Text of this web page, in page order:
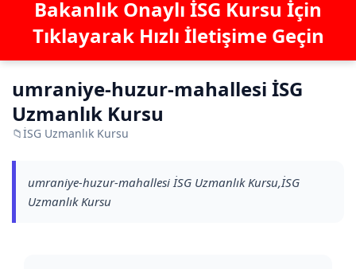
Bakanlık Onaylı İSG Kursu İçin
Tıklayarak Hızlı İletişime Geçin
umraniye-huzur-mahallesi İSG
Uzmanlık Kursu
📁İSG Uzmanlık Kursu
umraniye-huzur-mahallesi İSG Uzmanlık Kursu,İSG
Uzmanlık Kursu